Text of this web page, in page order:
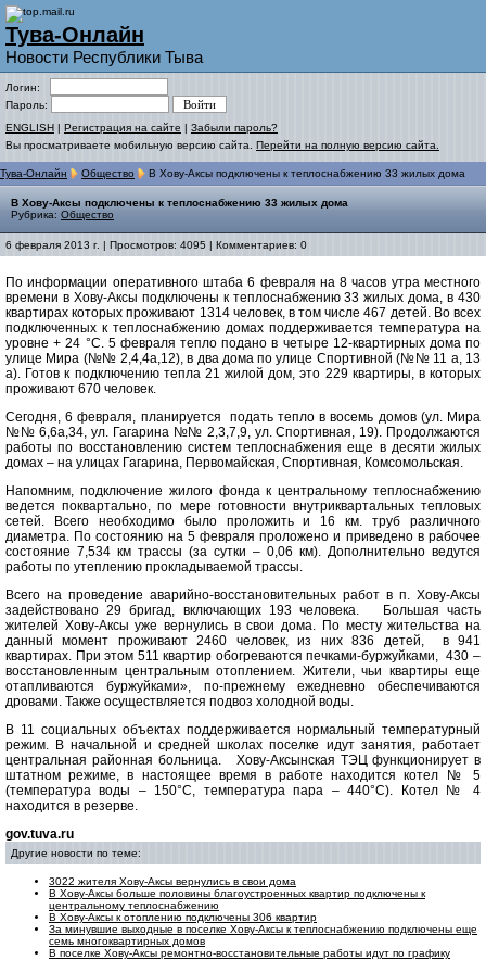
Тува-Онлайн
Новости Республики Тыва
Логин:
Пароль:
ENGLISH | Регистрация на сайте | Забыли пароль?
Вы просматриваете мобильную версию сайта. Перейти на полную версию сайта.
Тува-Онлайн Общество В Хову-Аксы подключены к теплоснабжению 33 жилых дома
В Хову-Аксы подключены к теплоснабжению 33 жилых дома
Рубрика: Общество
6 февраля 2013 г. | Просмотров: 4095 | Комментариев: 0
По информации оперативного штаба 6 февраля на 8 часов утра местного
времени в Хову-Аксы подключены к теплоснабжению 33 жилых дома, в 430
квартирах которых проживают 1314 человек, в том числе 467 детей. Во всех
подключенных к теплоснабжению домах поддерживается температура на
уровне + 24 °С. 5 февраля тепло подано в четыре 12-квартирных дома по
улице Мира (№№ 2,4,4а,12), в два дома по улице Спортивной (№№ 11 а, 13
а). Готов к подключению тепла 21 жилой дом, это 229 квартиры, в которых
проживают 670 человек.
Сегодня, 6 февраля, планируется подать тепло в восемь домов (ул. Мира
№№ 6,6а,34, ул. Гагарина №№ 2,3,7,9, ул. Спортивная, 19). Продолжаются
работы по восстановлению систем теплоснабжения еще в десяти жилых
домах – на улицах Гагарина, Первомайская, Спортивная, Комсомольская.
Напомним, подключение жилого фонда к центральному теплоснабжению
ведется поквартально, по мере готовности внутриквартальных тепловых
сетей. Всего необходимо было проложить и 16 км. труб различного
диаметра. По состоянию на 5 февраля проложено и приведено в рабочее
состояние 7,534 км трассы (за сутки – 0,06 км). Дополнительно ведутся
работы по утеплению прокладываемой трассы.
Всего на проведение аварийно-восстановительных работ в п. Хову-Аксы
задействовано 29 бригад, включающих 193 человека. Большая часть
жителей Хову-Аксы уже вернулись в свои дома. По месту жительства на
данный момент проживают 2460 человек, из них 836 детей, в 941
квартирах. При этом 511 квартир обогреваются печками-буржуйками, 430 –
восстановленным центральным отоплением. Жители, чьи квартиры еще
отапливаются буржуйками», по-прежнему ежедневно обеспечиваются
дровами. Также осуществляется подвоз холодной воды.
В 11 социальных объектах поддерживается нормальный температурный
режим. В начальной и средней школах поселке идут занятия, работает
центральная районная больница. Хову-Аксынская ТЭЦ функционирует в
штатном режиме, в настоящее время в работе находится котел № 5
(температура воды – 150°С, температура пара – 440°С). Котел № 4
находится в резерве.
gov.tuva.ru
Другие новости по теме:
3022 жителя Хову-Аксы вернулись в свои дома
В Хову-Аксы больше половины благоустроенных квартир подключены к
центральному теплоснабжению
В Хову-Аксы к отоплению подключены 306 квартир
За минувшие выходные в поселке Хову-Аксы к теплоснабжению подключены еще
семь многоквартирных домов
В поселке Хову-Аксы ремонтно-восстановительные работы идут по графику